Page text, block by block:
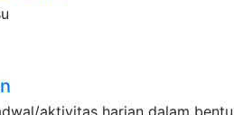
aktivitas harian dalam